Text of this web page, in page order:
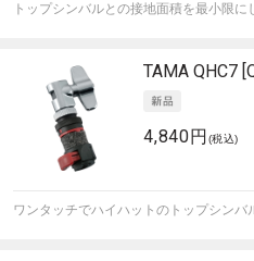
トップシンバルとの接地面積を最小限に
TAMA QHC7
4,840円 (税込)
ワンタッチでハイハットのトップシンバ